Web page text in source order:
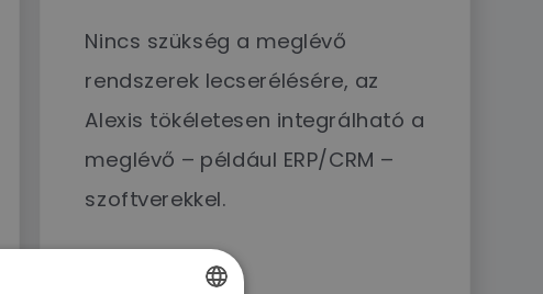
Nincs szükség a meglévő
rendszerek lecserélésére, az
Alexis tökéletesen integrálható a
meglévő – például ERP/CRM –
szoftverekkel.